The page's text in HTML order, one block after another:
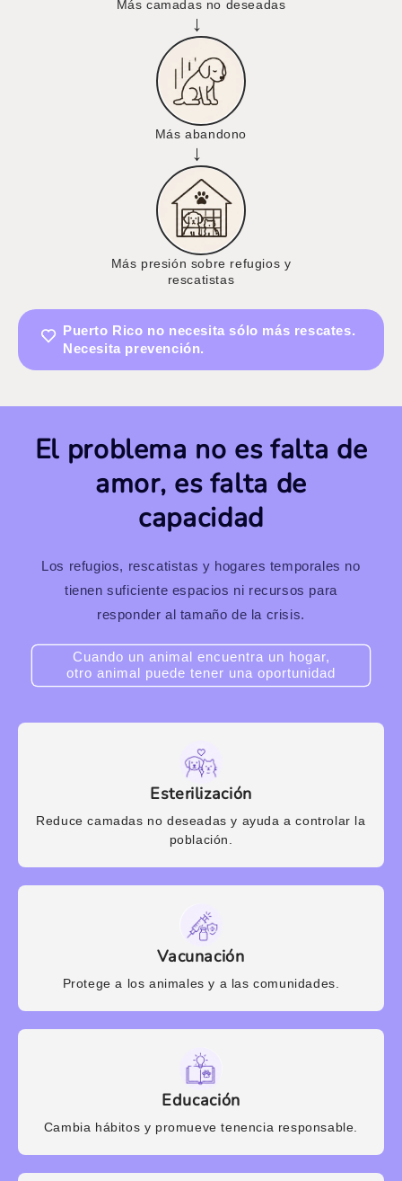
Más camadas no deseadas
→
Más abandono
→
Más presión sobre refugios y
rescatistas
Puerto Rico no necesita sólo más rescates.
Necesita prevención.
El problema no es falta de
amor, es falta de
capacidad
Los refugios, rescatistas y hogares temporales no
tienen suficiente espacios ni recursos para
responder al tamaño de la crisis.
Cuando un animal encuentra un hogar,
otro animal puede tener una oportunidad
Esterilización
Reduce camadas no deseadas y ayuda a controlar la
población.
Vacunación
Protege a los animales y a las comunidades.
Educación
Cambia hábitos y promueve tenencia responsable.